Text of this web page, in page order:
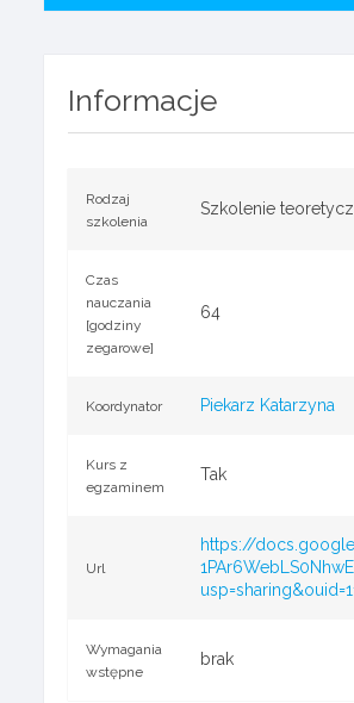
Informacje
Rodzaj
szkolenia
Szkolenie
Czas
nauczania
[godziny
zegarowe]
64
Koordynator Piekarz Katarzyna
Kurs z
egzaminem
Tak
Url
https://
Wymagania
wstępne
brak